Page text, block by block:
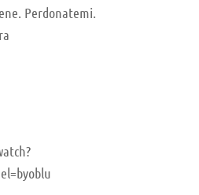
Perdonatemi.